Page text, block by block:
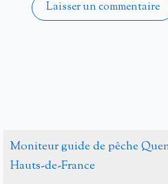
Moniteur guide de pêche
Hauts-de-France